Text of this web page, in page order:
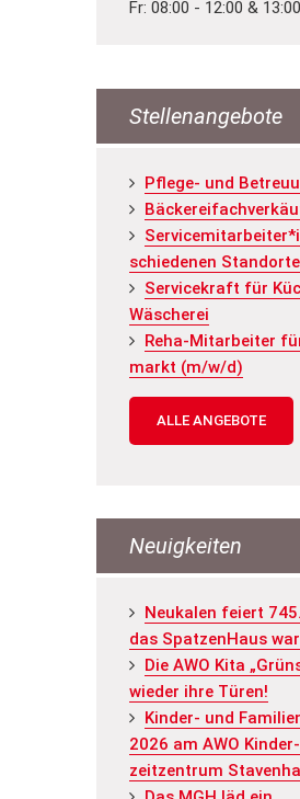
Fr: 08:00 - 12:00 &
Stellenangebote
Pfle­ge- und
schie­de­nen
Ser­vice­kraft für
Wä­sche­rei
Reha-Mit­ar­bei­ter
markt (m/w/d)
ALLE ANGEBOTE
Neuigkeiten
Neu­ka­len fei­ert
das Spat­zen­Haus
Die AWO Kita
wie­der ihre Türen!
Kin­der- und
2026 am AWO
zeit­zen­trum